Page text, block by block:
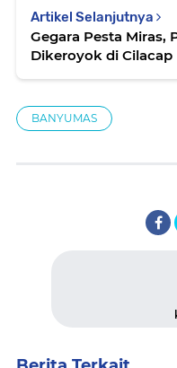
Artikel Selanjutnya
Gegara Pesta Miras,
Dikeroyok di Cilacap
BANYUMAS